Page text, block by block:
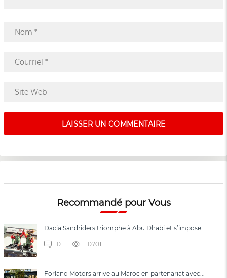
Recommandé pour Vous
Dacia Sandriders triomphe à Abu Dhabi et s’impose...
0 10701
Forland Motors arrive au Maroc en partenariat avec...